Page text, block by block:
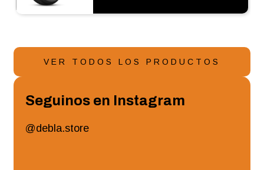
VER TODOS LOS PRODUCTOS
Seguinos en Instagram
@debla.store